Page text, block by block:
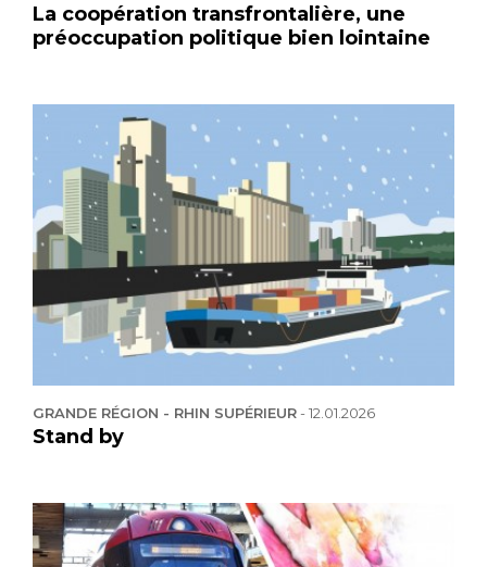
La coopération transfrontalière, une
préoccupation politique bien lointaine
GRANDE RÉGION - RHIN SUPÉRIEUR-12.01.2026
Stand by